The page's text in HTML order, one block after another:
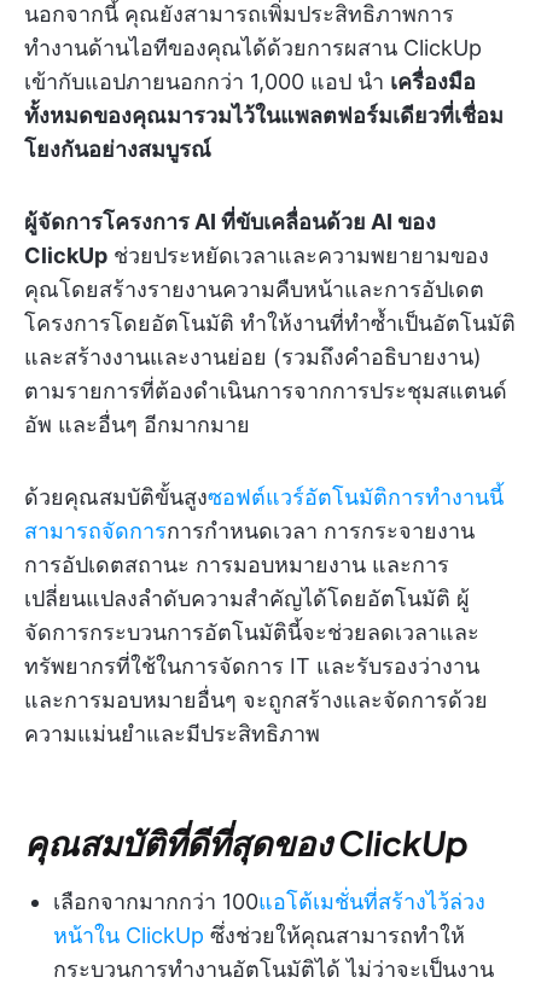
นอกจากนี้ คุณยังสามารถเพิ่มประสิทธิภาพการ
ทำงานด้านไอทีของคุณได้ด้วยการผสาน ClickUp
เข้ากับแอปภายนอกกว่า 1,000 แอป นำ เครื่องมือ
ทั้งหมดของคุณมารวมไว้ในแพลตฟอร์มเดียวที่เชื่อม
โยงกันอย่างสมบูรณ์
ผู้จัดการโครงการ AI ที่ขับเคลื่อนด้วย AI ของ
ClickUp ช่วยประหยัดเวลาและความพยายามของ
คุณโดยสร้างรายงานความคืบหน้าและการอัปเดต
โครงการโดยอัตโนมัติ ทำให้งานที่ทำซ้ำเป็นอัตโนมัติ
และสร้างงานและงานย่อย (รวมถึงคำอธิบายงาน)
ตามรายการที่ต้องดำเนินการจากการประชุมสแตนด์
อัพ และอื่นๆ อีกมากมาย
ด้วยคุณสมบัติขั้นสูงซอฟต์แวร์อัตโนมัติการทำงานนี้
สามารถจัดการการกำหนดเวลา การกระจายงาน
การอัปเดตสถานะ การมอบหมายงาน และการ
เปลี่ยนแปลงลำดับความสำคัญได้โดยอัตโนมัติ ผู้
จัดการกระบวนการอัตโนมัตินี้จะช่วยลดเวลาและ
ทรัพยากรที่ใช้ในการจัดการ IT และรับรองว่างาน
และการมอบหมายอื่นๆ จะถูกสร้างและจัดการด้วย
ความแม่นยำและมีประสิทธิภาพ
คุณสมบัติที่ดีที่สุดของ ClickUp
เลือกจากมากกว่า 100แอโต้เมชั่นที่สร้างไว้ล่วง
หน้าใน ClickUp ซึ่งช่วยให้คุณสามารถทำให้
กระบวนการทำงานอัตโนมัติได้ ไม่ว่าจะเป็นงาน